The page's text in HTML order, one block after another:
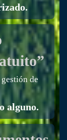
de
alguno.